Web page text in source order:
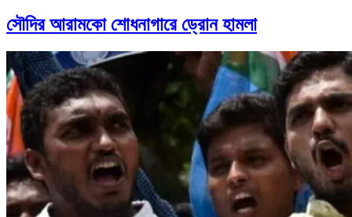
সৌদির আরামকো শোধনাগারে ড্রোন হামলা